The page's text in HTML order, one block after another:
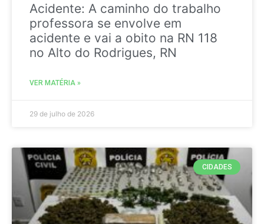
Acidente: A caminho do trabalho
professora se envolve em
acidente e vai a obito na RN 118
no Alto do Rodrigues, RN
VER MATÉRIA »
29 de julho de 2026
CIDADES